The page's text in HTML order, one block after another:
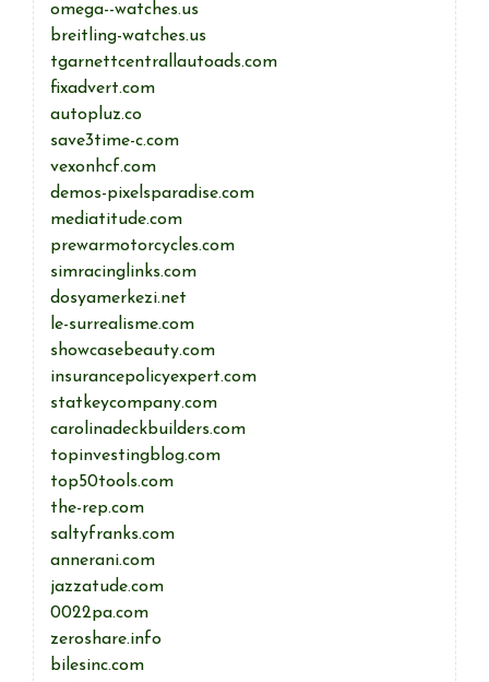
omega--watches.us
breitling-watches.us
tgarnettcentrallautoads.com
fixadvert.com
autopluz.co
save3time-c.com
vexonhcf.com
demos-pixelsparadise.com
mediatitude.com
prewarmotorcycles.com
simracinglinks.com
dosyamerkezi.net
le-surrealisme.com
showcasebeauty.com
insurancepolicyexpert.com
statkeycompany.com
carolinadeckbuilders.com
topinvestingblog.com
top50tools.com
the-rep.com
saltyfranks.com
annerani.com
jazzatude.com
0022pa.com
zeroshare.info
bilesinc.com